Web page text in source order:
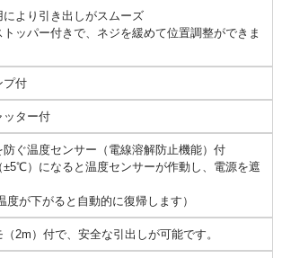
より引き出しがスムーズ
ッパー付きで、ネジを緩めて位置調整ができま
プ付
ッター付
ぐ温度センサー（電線溶解防止機能）付
）になると温度センサーが作動し、電源を遮
が下がると自動的に復帰します）
2m）付で、安全な引出しが可能です。